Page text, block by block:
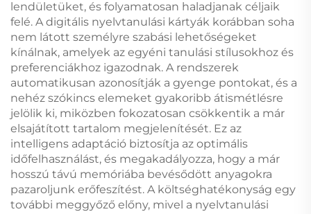
lendületüket, és folyamatosan haladjanak céljaik
felé. A digitális nyelvtanulási kártyák korábban soha
nem látott személyre szabási lehetőségeket
kínálnak, amelyek az egyéni tanulási stílusokhoz és
preferenciákhoz igazodnak. A rendszerek
automatikusan azonosítják a gyenge pontokat, és a
nehéz szókincs elemeket gyakoribb átismétlésre
jelölik ki, miközben fokozatosan csökkentik a már
elsajátított tartalom megjelenítését. Ez az
intelligens adaptáció biztosítja az optimális
időfelhasználást, és megakadályozza, hogy a már
hosszú távú memóriába bevésődött anyagokra
pazaroljunk erőfeszítést. A költséghatékonyság egy
további meggyőző előny, mivel a nyelvtanulási